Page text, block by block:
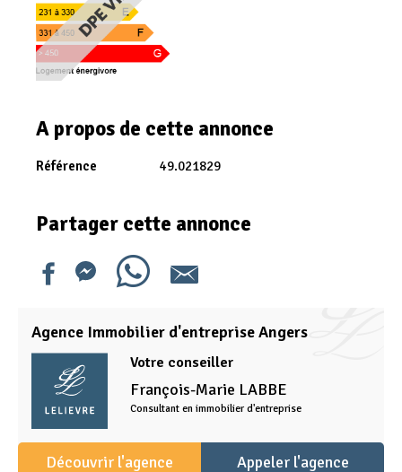
A propos de cette annonce
Référence 49.021829
Partager cette annonce
Agence Immobilier d'entreprise Angers
Votre conseiller
François-Marie LABBE
Consultant en immobilier d'entreprise
Découvrir l'agence Appeler l'agence